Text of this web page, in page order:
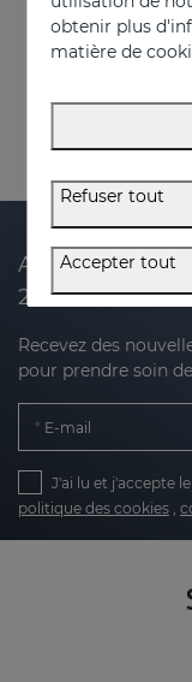
12.95 €
Abonnez-vous
20 % de
Recevez des
pour prendre soin
E-mail
J'ai lu et j'accepte le
politique des cookies ,
obtenir plus
matière de
Refuser tout
Accepter tout